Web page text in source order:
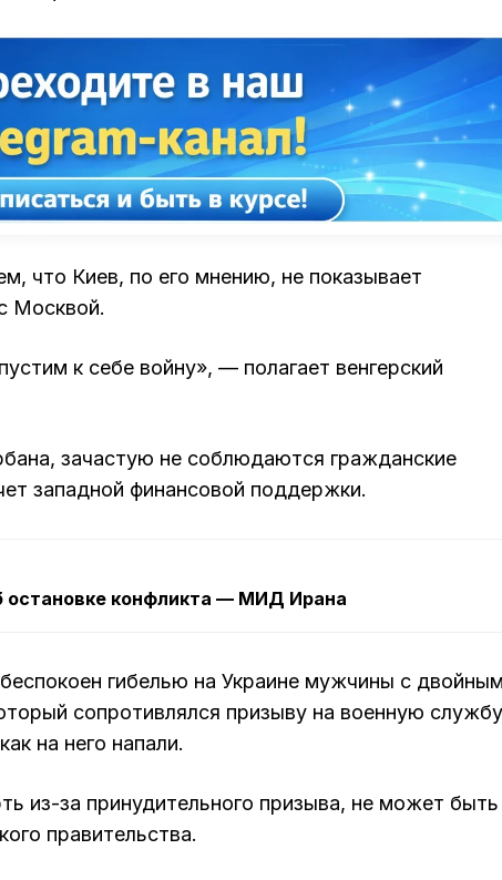
что Киев, по его мнению, не показывает
Москвой.
к себе войну», — полагает венгерский
зачастую не соблюдаются гражданские
западной финансовой поддержки.
конфликта — МИД Ирана
гибелью на Украине мужчины с двойным
сопротивлялся призыву на военную
на него напали.
из-за принудительного призыва, не может быть
правительства.